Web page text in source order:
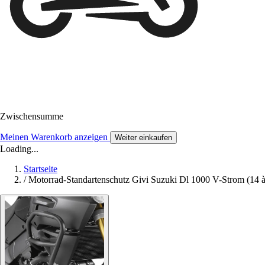
Zwischensumme
Meinen Warenkorb anzeigen Weiter einkaufen
Loading...
Startseite
/ Motorrad-Standartenschutz Givi Suzuki Dl 1000 V-Strom (14